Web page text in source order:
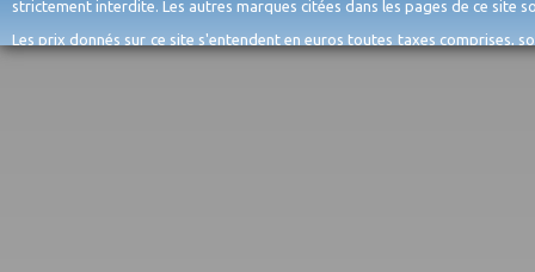
strictement interdite. Les autres marques citées dans les pages de ce site
Les prix donnés sur ce site s'entendent en euros toutes taxes comprises,
erreurs d'encodage, et sauf épuisement du stock et/ou impossibilité de